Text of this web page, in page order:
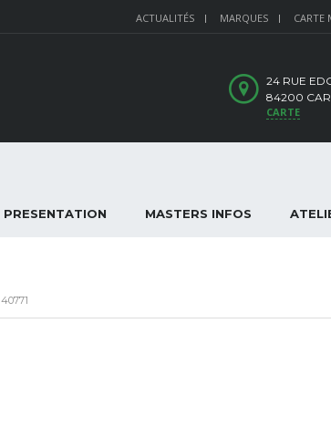
ACTUALITÉS MARQUES CARTE
24 RUE
84200
CARTE
PRESENTATION MASTERS INFOS
40771